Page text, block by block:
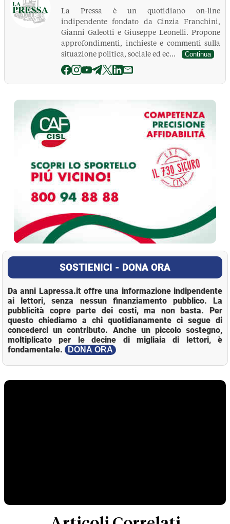
La Pressa è un quotidiano on-line
indipendente fondato da Cinzia Franchini,
Gianni Galeotti e Giuseppe Leonelli. Propone
approfondimenti, inchieste e commenti sulla
situazione politica, sociale ed ec...
Continua
La Pressa
SOSTIENICI - DONA ORA
Da anni Lapressa.it offre una informazione indipendente
ai lettori, senza nessun finanziamento pubblico. La
pubblicità copre parte dei costi, ma non basta. Per
questo chiediamo a chi quotidianamente ci segue di
concederci un contributo. Anche un piccolo sostegno,
moltiplicato per le decine di migliaia di lettori, è
fondamentale.
DONA ORA